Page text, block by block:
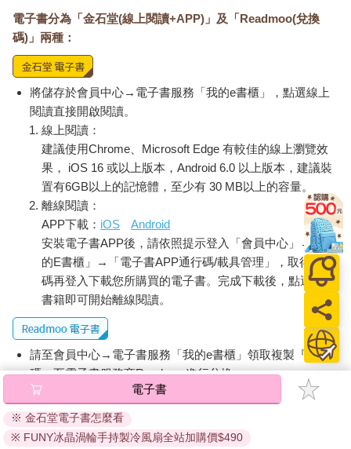
電子書分為「金石堂(線上閱讀+APP)」及「Readmoo(兌換
碼)」兩種：
將儲存於會員中心→電子書服務「我的e書櫃」，點選線上
閱讀直接開啟閱讀。
線上閱讀：
建議使用Chrome、Microsoft Edge 有較佳的線上瀏覽效
果， iOS 16 或以上版本，Android 6.0 以上版本，建議裝
置有6GB以上的記憶體，至少有 30 MB以上的容量。
離線閱讀：
APP下載： iOS
Android
安裝電子書APP後，請依照提示登入「會員中心」→「我
的E書櫃」→「電子書APP通行碼/載具管理」，取得通行
碼再登入下載您所購買的電子書。完成下載後，點選任一
書籍即可開始離線閱讀。
請至會員中心→電子書服務「我的e書櫃」領取複製『兌換
碼』至電子書服務商Readmoo進行兌換。
退換貨須知：
因版權保護，您在金石堂所購買的電子書僅能以金石堂專屬
的閱讀軟體開啟閱讀，無法以其他閱讀器或直接下載檔案。
電子書
※ 金石堂電子書怎麼看
※ FUNY冰晶渦輪手持製冷風扇全站加購價$490